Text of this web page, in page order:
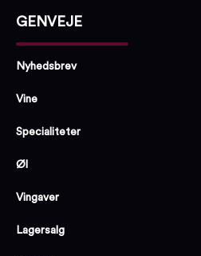
GENVEJE
Nyhedsbrev
Vine
Specialiteter
Øl
Vingaver
Lagersalg